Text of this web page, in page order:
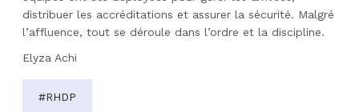
distribuer les accréditations et assurer la sécurité. Malgré
l’affluence, tout se déroule dans l’ordre et la discipline.
Elyza Achi
#RHDP